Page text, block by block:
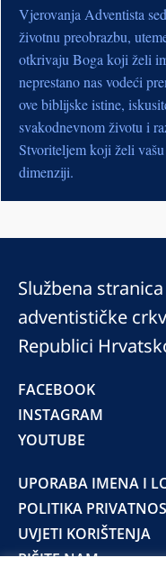
Vjerovanja Adventista
životnu preobrazbu,
otkrivaju Boga koji želi
neprestano nas vodeći
ove biblijske istine,
svakodnevnom životu i
Stvoriteljem koji želi
dimenziji.
Službena
adventističke
Republici
FACEBOOK
INSTAGRAM
YOUTUBE
UPORABA IMENA I
POLITIKA
UVJETI KORIŠTENJA
PIŠITE NAM